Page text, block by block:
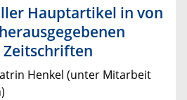
Hauptartikel in von
Zeitschriften
Henkel (unter Mitarbeit